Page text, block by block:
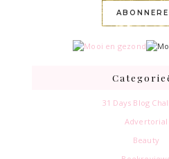
31 Days Blog
Advertorial
Beauty